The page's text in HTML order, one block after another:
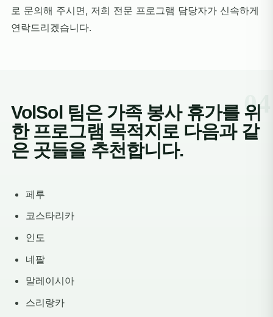
로 문의해 주시면, 저희 전문 프로그램 담당자가 신속하게
연락드리겠습니다.
VolSol 팀은 가족 봉사 휴가를 위
한 프로그램 목적지로 다음과 같
은 곳들을 추천합니다.
페루
코스타리카
인도
네팔
말레이시아
스리랑카